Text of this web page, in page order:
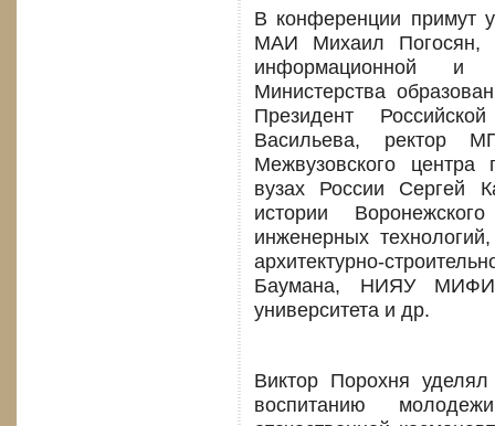
В конференции примут
МАИ Михаил Погосян,
информационной и
Министерства
Президент
Васильева, ректор
Межвузовского центра
вузах России Сергей
истории Воронежского
инженерных
архитектурно-
Баумана, НИЯУ МИФИ,
университета и др.
Виктор Порохня
воспитанию